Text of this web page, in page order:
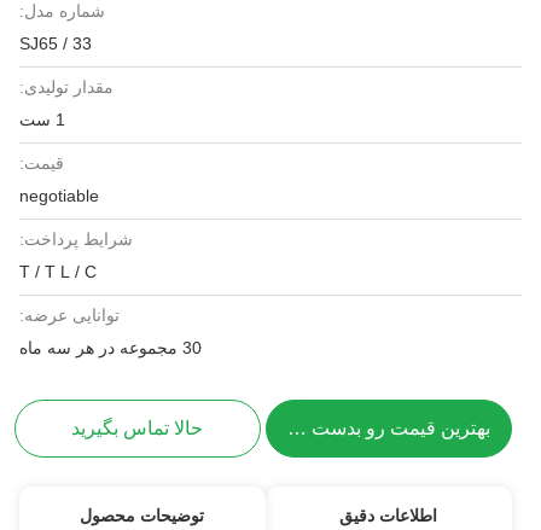
شماره مدل:
SJ65 / 33
مقدار تولیدی:
1 ست
قیمت:
negotiable
شرایط پرداخت:
T / T L / C
توانایی عرضه:
30 مجموعه در هر سه ماه
بهترین قیمت رو بدست بیار حالا تماس بگیرید
اطلاعات دقیق توضیحات محصول